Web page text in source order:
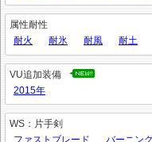
属性耐性
耐火
耐氷 耐風 耐土
VU追加装備
2015年
WS：片手剣
ファストブレード
バーニン